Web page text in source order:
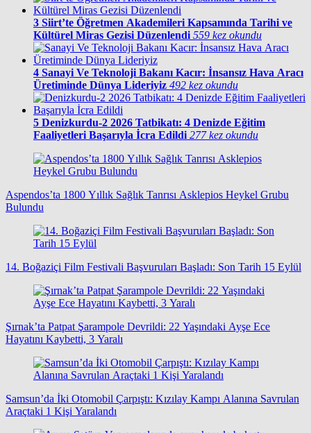
3 Siirt’te Öğretmen Akademileri Kapsamında Tarihi ve
Kültürel Miras Gezisi Düzenlendi 559 kez okundu
4 Sanayi Ve Teknoloji Bakanı Kacır: İnsansız Hava Aracı
Üretiminde Dünya Lideriyiz 492 kez okundu
5 Denizkurdu-2 2026 Tatbikatı: 4 Denizde Eğitim
Faaliyetleri Başarıyla İcra Edildi 277 kez okundu
Aspendos’ta 1800 Yıllık Sağlık Tanrısı Asklepios Heykel Grubu
Bulundu
14. Boğaziçi Film Festivali Başvuruları Başladı: Son Tarih 15 Eylül
Şırnak’ta Patpat Şarampole Devrildi: 22 Yaşındaki Ayşe Ece
Hayatını Kaybetti, 3 Yaralı
Samsun’da İki Otomobil Çarpıştı: Kızılay Kampı Alanına Savrulan
Araçtaki 1 Kişi Yaralandı